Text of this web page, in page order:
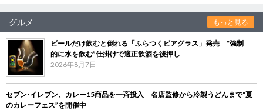
グルメ もっと見る
ビールだけ飲むと倒れる「ふらつくビアグラス」発売 “強制
的に水を飲む”仕掛けで適正飲酒を後押し
2026年8月7日
セブン‐イレブン、カレー15商品を一斉投入 名店監修から冷製うどんまで“夏
のカレーフェス”を開催中